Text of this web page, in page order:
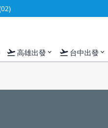
flight_takeoff高雄出發 expand_more flight_takeoff 台中出發 expand_more